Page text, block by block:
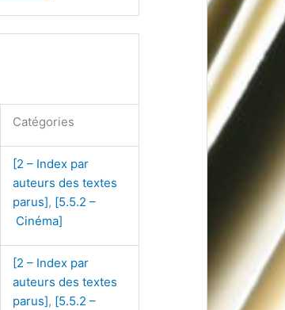
Catégories
[2 – Index par
auteurs des textes
parus], [5.5.2 –
Cinéma]
[2 – Index par
auteurs des textes
parus], [5.5.2 –